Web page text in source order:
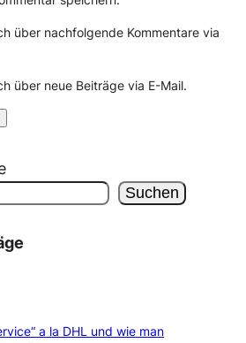
über nachfolgende Kommentare via
über neue Beiträge via E-Mail.
Suchen
a la DHL und wie man